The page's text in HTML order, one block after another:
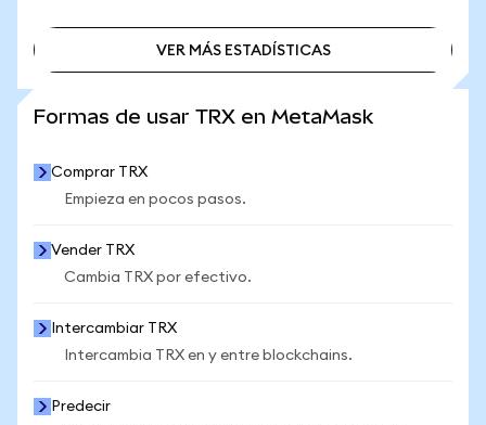
VER MÁS ESTADÍSTICAS
Formas de usar TRX en MetaMask
Comprar TRX
Empieza en pocos pasos.
Vender TRX
Cambia TRX por efectivo.
Intercambiar TRX
Intercambia TRX en y entre blockchains.
Predecir